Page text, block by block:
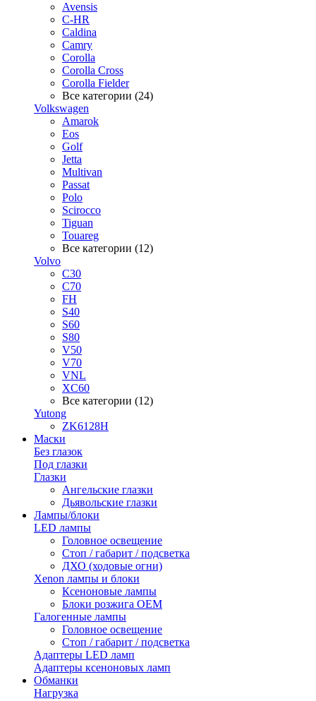
Avensis
C-HR
Caldina
Camry
Corolla
Corolla Cross
Corolla Fielder
Все категории (24)
Volkswagen
Amarok
Eos
Golf
Jetta
Multivan
Passat
Polo
Scirocco
Tiguan
Touareg
Все категории (12)
Volvo
C30
C70
FH
S40
S60
S80
V50
V70
VNL
XC60
Все категории (12)
Yutong
ZK6128H
Маски
Без глазок
Под глазки
Глазки
Ангельские глазки
Дьявольские глазки
Лампы/блоки
LED лампы
Головное освещение
Стоп / габарит / подсветка
ДХО (ходовые огни)
Xenon лампы и блоки
Ксеноновые лампы
Блоки розжига OEM
Галогенные лампы
Головное освещение
Стоп / габарит / подсветка
Адаптеры LED ламп
Адаптеры ксеноновых ламп
Обманки
Нагрузка